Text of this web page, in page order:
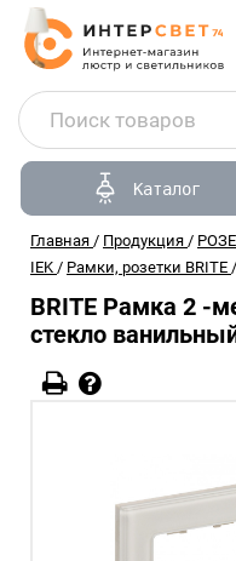
Каталог
Главная / Продукция /
IEK / Рамки, розетки BRITE /
BRITE Рамка 2 -
стекло